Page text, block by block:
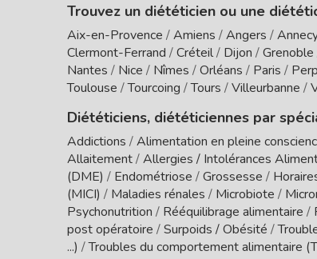
Trouvez un diététicien ou une
Aix-en-Provence /Amiens /Angers /
Clermont-Ferrand /Créteil/ Dijon /Grenoble
Nantes / Nice / Nîmes /Orléans / Paris /
Toulouse /Tourcoing /Tours /Villeurbanne /
Diététiciens, diététiciennes par
Addictions /Alimentation en pleine
Allaitement/Allergies / Intolérances
(DME) / Endométriose /Grossesse /
(MICI) / Maladies rénales / Microbiote /
Psychonutrition / Rééquilibrage alimentaire /
post opératoire /Surpoids / Obésité /
...) /Troubles du comportement alimentaire